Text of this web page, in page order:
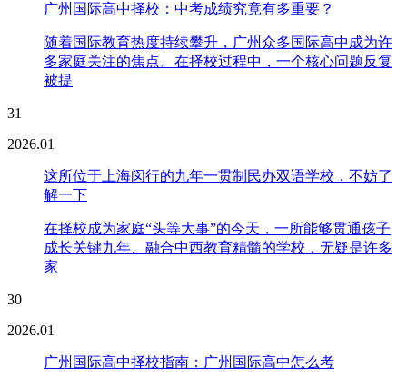
广州国际高中择校：中考成绩究竟有多重要？
随着国际教育热度持续攀升，广州众多国际高中成为许
多家庭关注的焦点。在择校过程中，一个核心问题反复
被提
31
2026.01
这所位于上海闵行的九年一贯制民办双语学校，不妨了
解一下
在择校成为家庭“头等大事”的今天，一所能够贯通孩子
成长关键九年、融合中西教育精髓的学校，无疑是许多
家
30
2026.01
广州国际高中择校指南：广州国际高中怎么考